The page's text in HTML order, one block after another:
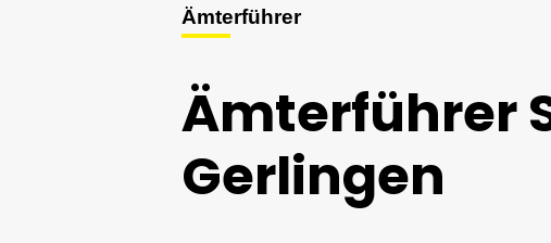
Ämterführer
Ämterführer
Gerlingen